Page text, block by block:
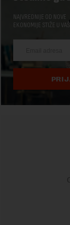
NAJVREDNIJE OD NOVE
EKONOMIJE STIŽE U